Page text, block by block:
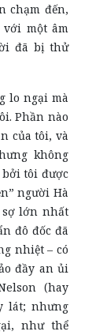
chạm đến,
với một âm
đã bị thử
lo ngại mà
Phần nào
của tôi, và
không
bởi tôi được
người Hà
sợ lớn nhất
đô đốc đã
nhiệt – có
đầy an ủi
(hay
lát; nhưng
như thể